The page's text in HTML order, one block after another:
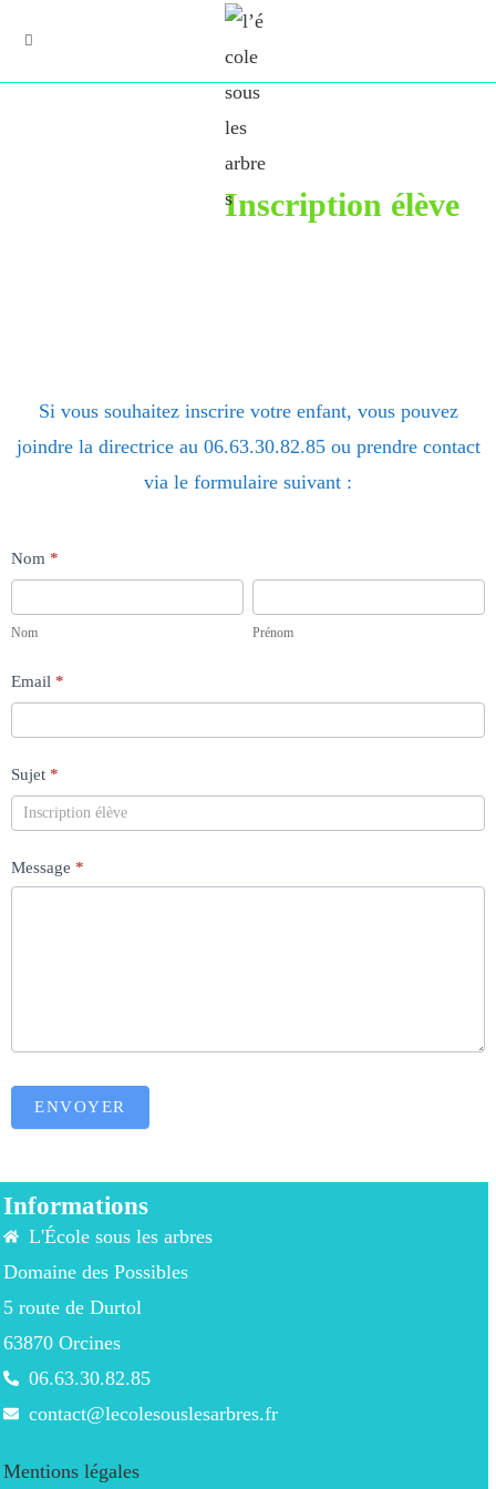
Inscription élève
Si vous souhaitez inscrire votre enfant, vous pouvez
joindre la directrice au 06.63.30.82.85 ou prendre contact
via le formulaire suivant :
Formulaire
Nom *
Nom Prénom
Email *
Sujet *
Message *
ENVOYER
Informations
L'École sous les arbres
Domaine des Possibles
5 route de Durtol
63870 Orcines
06.63.30.82.85
contact@lecolesouslesarbres.fr
Mentions légales